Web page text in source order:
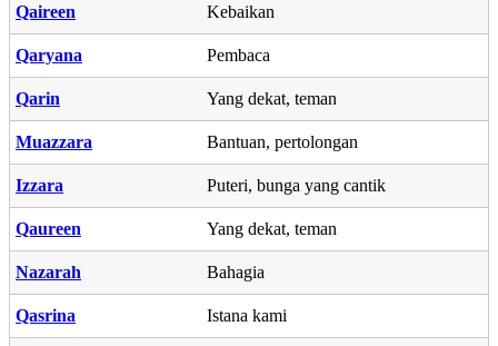
Qaireen Kebaikan
Qaryana Pembaca
Qarin Yang dekat, teman
Muazzara Bantuan, pertolongan
Izzara Puteri, bunga yang cantik
Qaureen Yang dekat, teman
Nazarah Bahagia
Qasrina Istana kami